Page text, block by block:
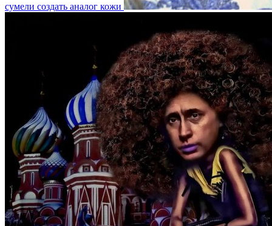
сумели создать аналог кожи